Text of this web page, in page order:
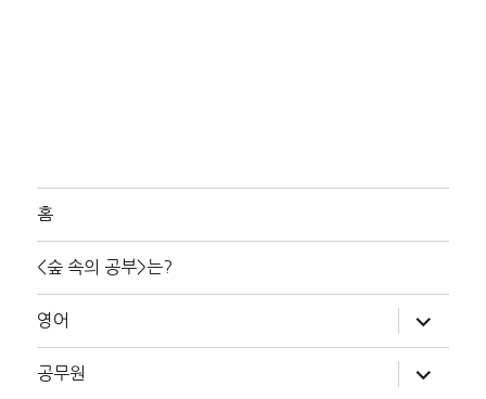
홈
<숲 속의 공부>는?
영어
위
메
확
공무원
위